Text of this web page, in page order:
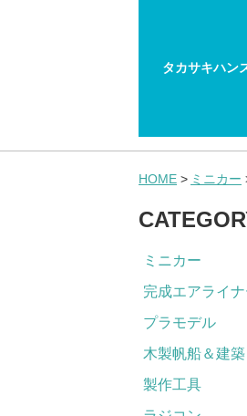
タカサキハン
HOME ミニカー
ミニカー
完成エアライ
プラモデル
木製帆船＆建築
製作工具